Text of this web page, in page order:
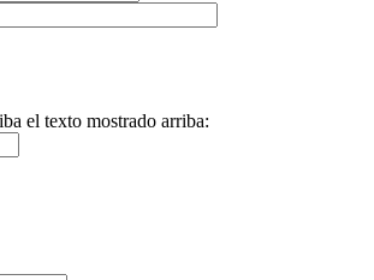
el texto mostrado arriba: